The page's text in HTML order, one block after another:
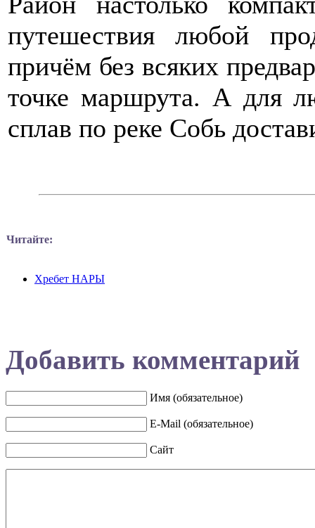
путешествия любой
причём без всяких
точке маршрута. А для
сплав по реке Собь
Читайте:
Хребет НАРЫ
Добавить комментарий
Имя (обязательное)
E-Mail (обязательное)
Сайт